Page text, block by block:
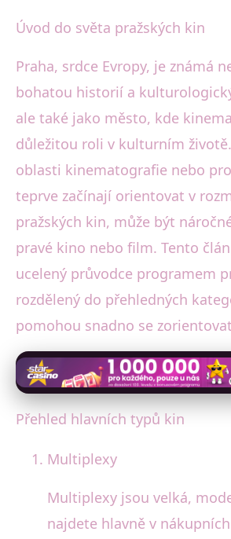
Úvod do světa pražských kin
Praha, srdce Evropy, je známá
bohatou historií a
ale také jako město, kde
důležitou roli v kulturním
oblasti kinematografie nebo
teprve začínají orientovat v
pražských kin, může být
pravé kino nebo film. Tento
ucelený průvodce programem
rozdělený do přehledných
pomohou snadno se
Přehled hlavních typů kin
Multiplexy
Multiplexy jsou velká,
najdete hlavně v